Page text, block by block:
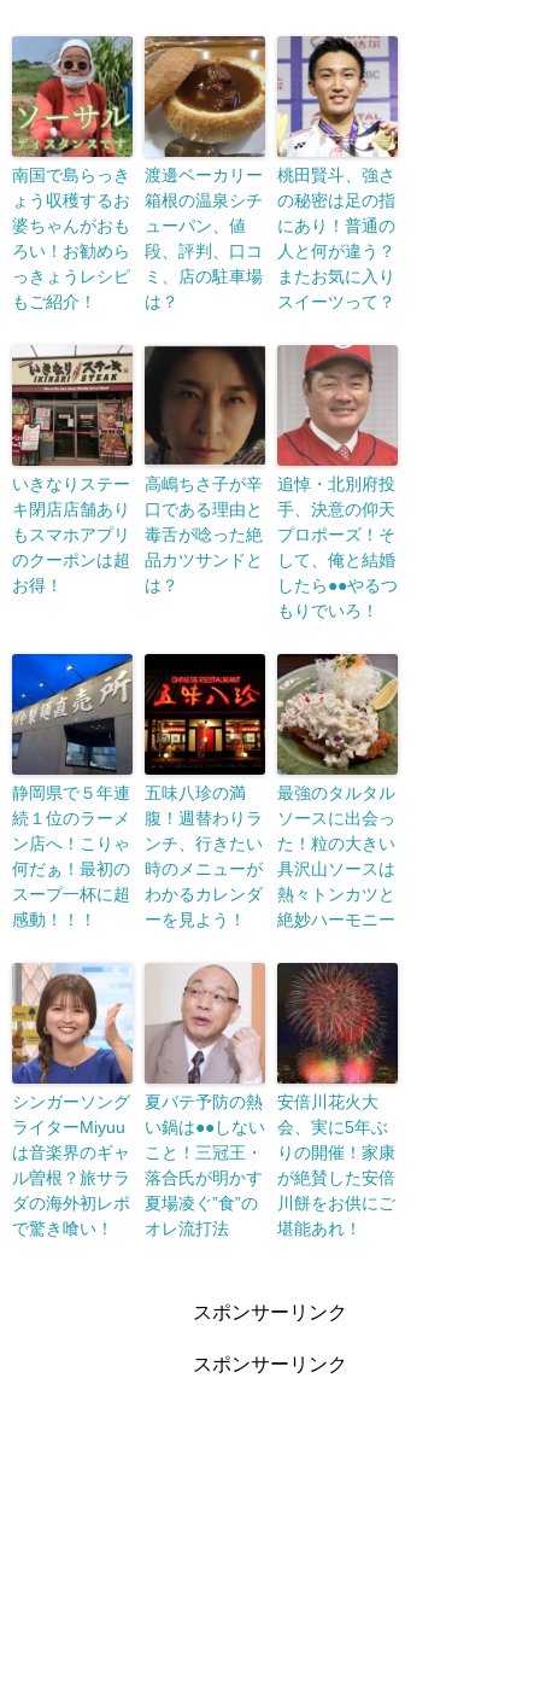
南国で島らっき
ょう収穫するお
婆ちゃんがおも
ろい！お勧めら
っきょうレシピ
もご紹介！
渡邊ベーカリー
箱根の温泉シチ
ューパン、値
段、評判、口コ
ミ、店の駐車場
は？
桃田賢斗、強さ
の秘密は足の指
にあり！普通の
人と何が違う？
またお気に入り
スイーツって？
いきなりステー
キ閉店店舗あり
もスマホアプリ
のクーポンは超
お得！
高嶋ちさ子が辛
口である理由と
毒舌が唸った絶
品カツサンドと
は？
追悼・北別府投
手、決意の仰天
プロポーズ！そ
して、俺と結婚
したら●●やるつ
もりでいろ！
静岡県で５年連
続１位のラーメ
ン店へ！こりゃ
何だぁ！最初の
スープ一杯に超
感動！！！
五味八珍の満
腹！週替わりラ
ンチ、行きたい
時のメニューが
わかるカレンダ
ーを見よう！
最強のタルタル
ソースに出会っ
た！粒の大きい
具沢山ソースは
熱々トンカツと
絶妙ハーモニー
シンガーソング
ライターMiyuu
は音楽界のギャ
ル曽根？旅サラ
ダの海外初レポ
で驚き喰い！
夏バテ予防の熱
い鍋は●●しない
こと！三冠王・
落合氏が明かす
夏場凌ぐ”食”の
オレ流打法
安倍川花火大
会、実に5年ぶ
りの開催！家康
が絶賛した安倍
川餅をお供にご
堪能あれ！
スポンサーリンク
スポンサーリンク